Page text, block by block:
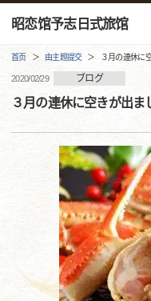
昭恋馆予志日式旅馆
首页 由主题提交 ３月の連休に
2020/02/29 ブログ
３月の連休に空きが出ま